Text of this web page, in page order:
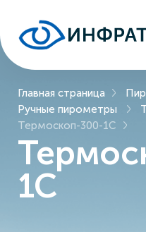
Главная страница
Ручные пирометры
Термоскоп-300-1С
1С